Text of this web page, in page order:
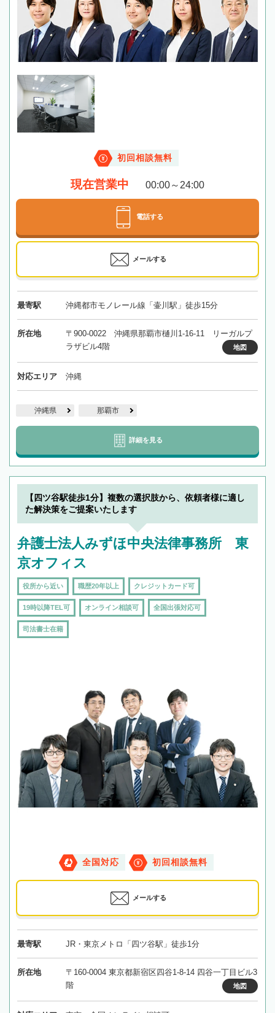
初回相談無料
現在営業中 00:00～24:00
電話する
メールする
最寄駅 沖縄都市モノレール線「壷川駅」徒歩15分
所在地
〒900-0022 沖縄県那覇市樋川1-16-11 リーガルプ
ラザビル4階
地図
対応エリア 沖縄
沖縄県 那覇市
詳細を見る
【四ツ谷駅徒歩1分】複数の選択肢から、依頼者様に適し
た解決策をご提案いたします
弁護士法人みずほ中央法律事務所 東
京オフィス
役所から近い 職歴20年以上 クレジットカード可
19時以降TEL可 オンライン相談可 全国出張対応可
司法書士在籍
全国対応 初回相談無料
メールする
最寄駅 JR・東京メトロ「四ツ谷駅」徒歩1分
所在地
〒160-0004 東京都新宿区四谷1-8-14 四谷一丁目ビル3
階
地図